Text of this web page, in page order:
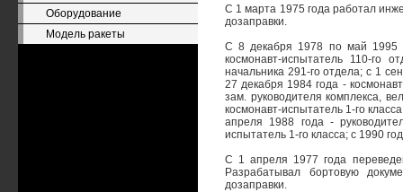
Оборудование
Модель ракеты
С 1 марта 1975 года работал
дозаправки.
С 8 декабря 1978 по май 1995
космонавт-испытатель 110-го
начальника 291-го отдела; с 1
27 декабря 1984 года -
зам. руководителя комплекса,
космонавт-испытатель 1-го
апреля 1988 года -
испытатель 1-го класса; с 1990
С 1 апреля 1977 года
Разрабатывал бортовую
дозаправки.